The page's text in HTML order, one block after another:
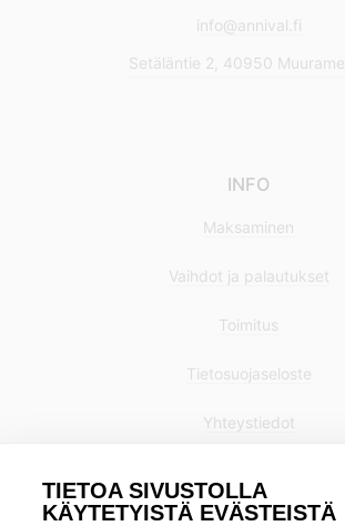
TIETOA SIVUSTOLLA
KÄYTETYISTÄ EVÄSTEISTÄ
info@annival.fi
Setäläntie 2, 40950 Muurame
INFO
Maksaminen
Vaihdot ja palautukset
Toimitus
Tietosuojaseloste
Yhteystiedot